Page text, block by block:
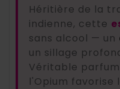
Héritière de la
indienne, cette
sans alcool — un
un sillage
Véritable
l'Opium favorise